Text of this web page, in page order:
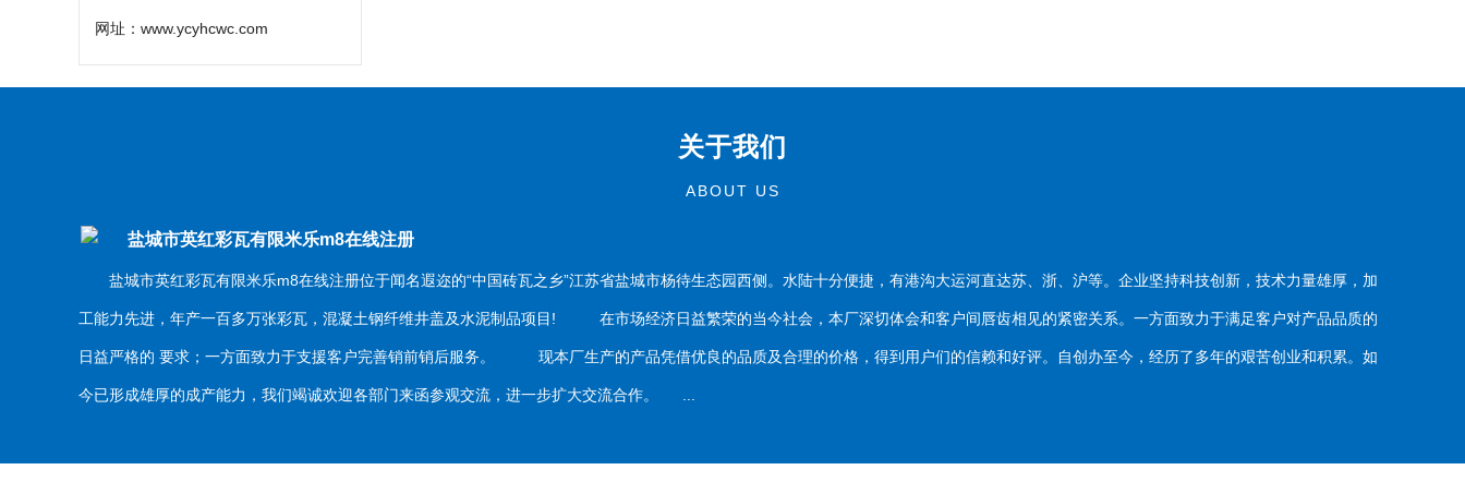
网址： www.ycyhcwc.com
关于我们
ABOUT US
盐城市英红彩瓦有限米乐m8在线注册
盐城市英红彩瓦有限米乐m8在线注册位于闻名遐迩的“中国砖瓦之乡”江苏省盐城市杨待生态园西侧。水陆十分便捷，有港沟大运河直达苏、浙、沪等。企业坚持科技创新，技术力量雄厚，加
工能力先进，年产一百多万张彩瓦，混凝土钢纤维井盖及水泥制品项目! 在市场经济日益繁荣的当今社会，本厂深切体会和客户间唇齿相见的紧密关系。一方面致力于满足客户对产品品质的
日益严格的 要求；一方面致力于支援客户完善销前销后服务。 现本厂生产的产品凭借优良的品质及合理的价格，得到用户们的信赖和好评。自创办至今，经历了多年的艰苦创业和积累。如
今已形成雄厚的成产能力，我们竭诚欢迎各部门来函参观交流，进一步扩大交流合作。 ...